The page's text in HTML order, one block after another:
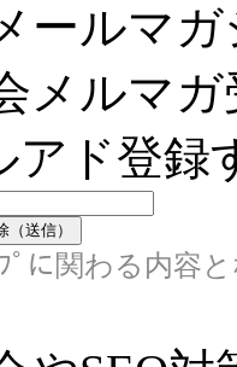
ールマ
メルマ
アド登録
ﾟに関わる内容